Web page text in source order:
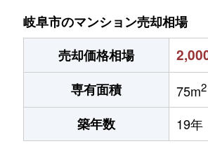
岐阜市のマンション売却相場
売却価格相場
専有面積 75m2
築年数 19年